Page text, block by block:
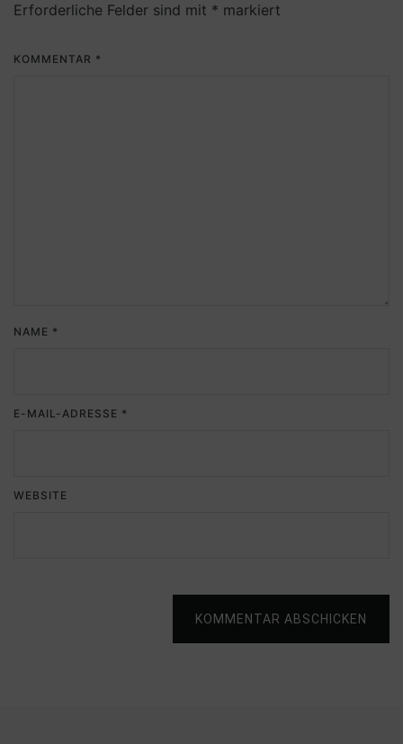
Erforderliche Felder sind mit * markiert
KOMMENTAR *
NAME *
E-MAIL-ADRESSE *
WEBSITE
KOMMENTAR ABSCHICKEN